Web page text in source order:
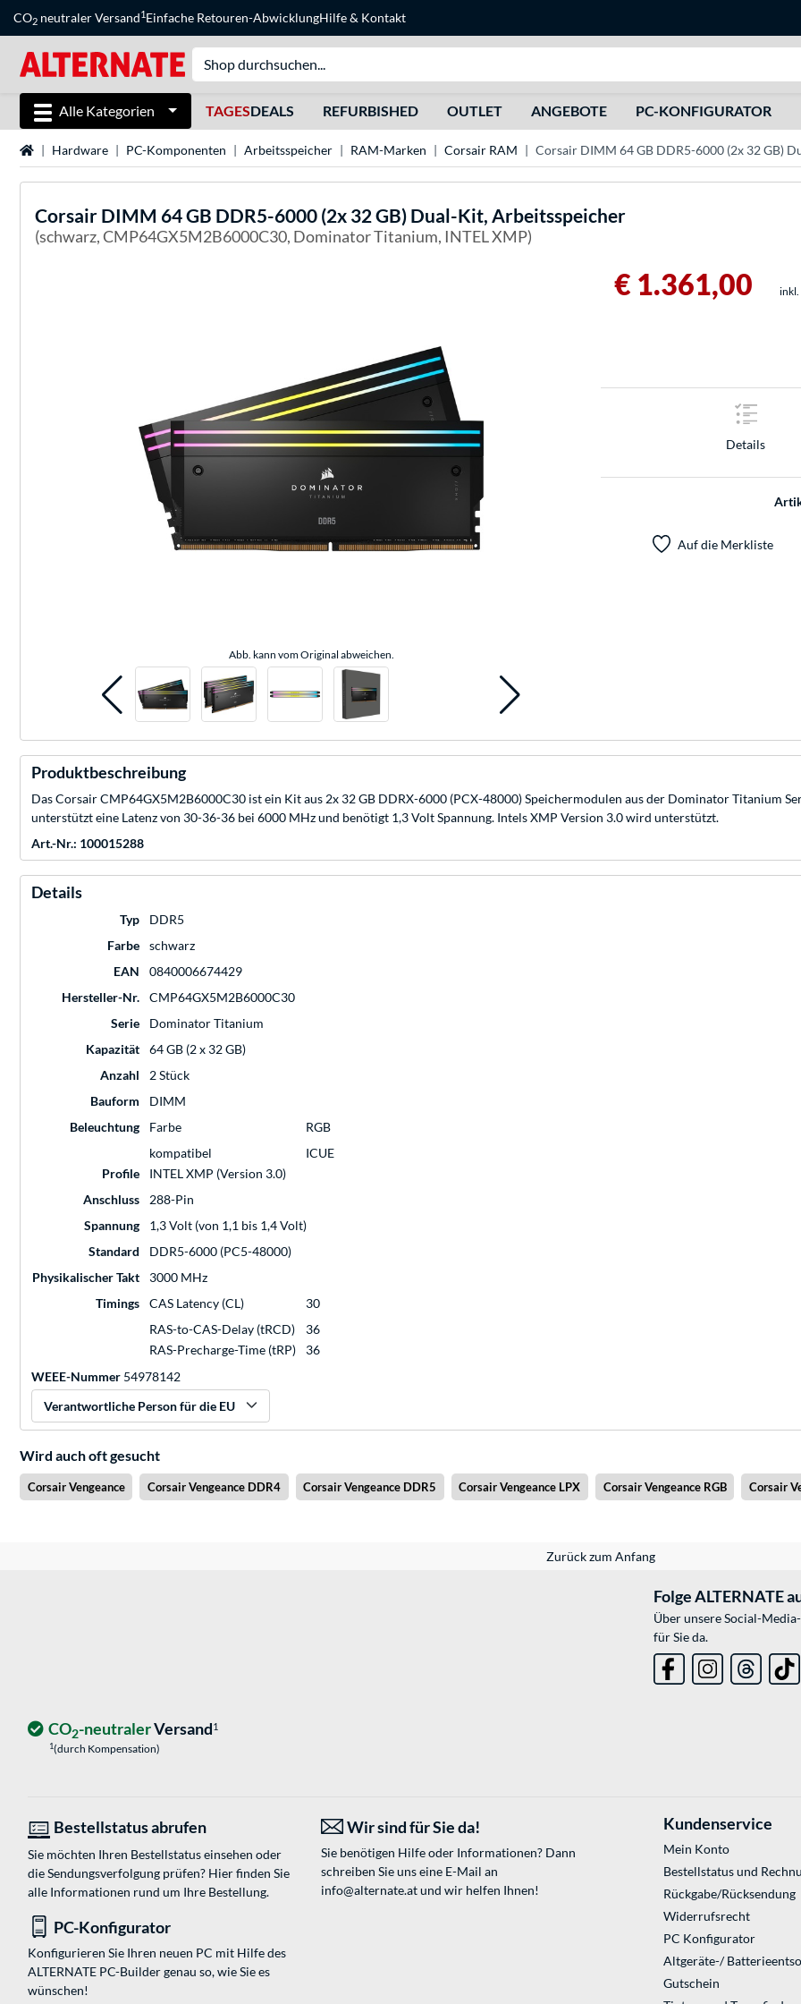
CO2 neutraler Versand1Einfache Retouren-AbwicklungHilfe& Kontakt
Alle Kategorien TAGESDEALS REFURBISHED OUTLET ANGEBOTE PC-KONFIGURATOR
StartseiteHardware PC-Komponenten Arbeitsspeicher RAM-Marken Corsair RAM Corsair DIMM 64 GB DDR5-6000 (2x 32 GB)
Corsair DIMM 64 GB DDR5-6000 (2x 32 GB) Dual-Kit, Arbeitsspeicher
(schwarz, CMP64GX5M2B6000C30, Dominator Titanium, INTEL XMP)
Abb. kann vom Original abweichen.
€ 1.361,00 inkl.
Details
Auf die Merkliste
Produktbeschreibung
Das Corsair CMP64GX5M2B6000C30 ist ein Kit aus 2x 32 GB DDRX-6000 (PCX-48000) Speichermodulen aus der Dominator Titanium
unterstützt eine Latenz von 30-36-36 bei 6000 MHz und benötigt 1,3 Volt Spannung. Intels XMP Version 3.0 wird unterstützt.
Art.-Nr.: 100015288
Details
Typ
DDR5
Farbe
schwarz
EAN
0840006674429
Hersteller-Nr.
CMP64GX5M2B6000C30
Serie
Dominator Titanium
Kapazität
64 GB (2 x 32 GB)
Anzahl
2 Stück
Bauform
DIMM
Beleuchtung
Farbe
RGB
kompatibel
ICUE
Profile
INTEL XMP (Version 3.0)
Anschluss
288-Pin
Spannung
1,3 Volt (von 1,1 bis 1,4 Volt)
Standard
DDR5-6000 (PC5-48000)
Physikalischer Takt
3000 MHz
Timings
CAS Latency (CL)
30
RAS-to-CAS-Delay (tRCD)
36
RAS-Precharge-Time (tRP)
36
WEEE-Nummer 54978142
Verantwortliche Person für die EU
Wird auch oft gesucht
Corsair Vengeance Corsair Vengeance DDR4 Corsair Vengeance DDR5 Corsair Vengeance LPX Corsair Vengeance RGB Corsair
Zurück zum Anfang
Folge ALTERNATE
Über unsere Social-
für Sie da.
CO2-neutralerVersand1
1(durch Kompensation)
Bestellstatus abrufen
Sie möchten Ihren Bestellstatus einsehen oder
die Sendungsverfolgung prüfen? Hier finden Sie
alle Informationen rund um Ihre Bestellung.
Wir sind für Sie da!
Sie benötigen Hilfe oder Informationen? Dann
schreiben Sie uns eine E-Mail an
info@alternate.atund wir helfen Ihnen!
PC-Konfigurator
Konfigurieren Sie Ihren neuen PC mit Hilfe des
ALTERNATE PC-Builder genau so, wie Sie es
wünschen!
Kundenservice
Mein Konto
Bestellstatus und
Rückgabe/Rücksendung
Widerrufsrecht
PC Konfigurator
Altgeräte-/
Gutschein